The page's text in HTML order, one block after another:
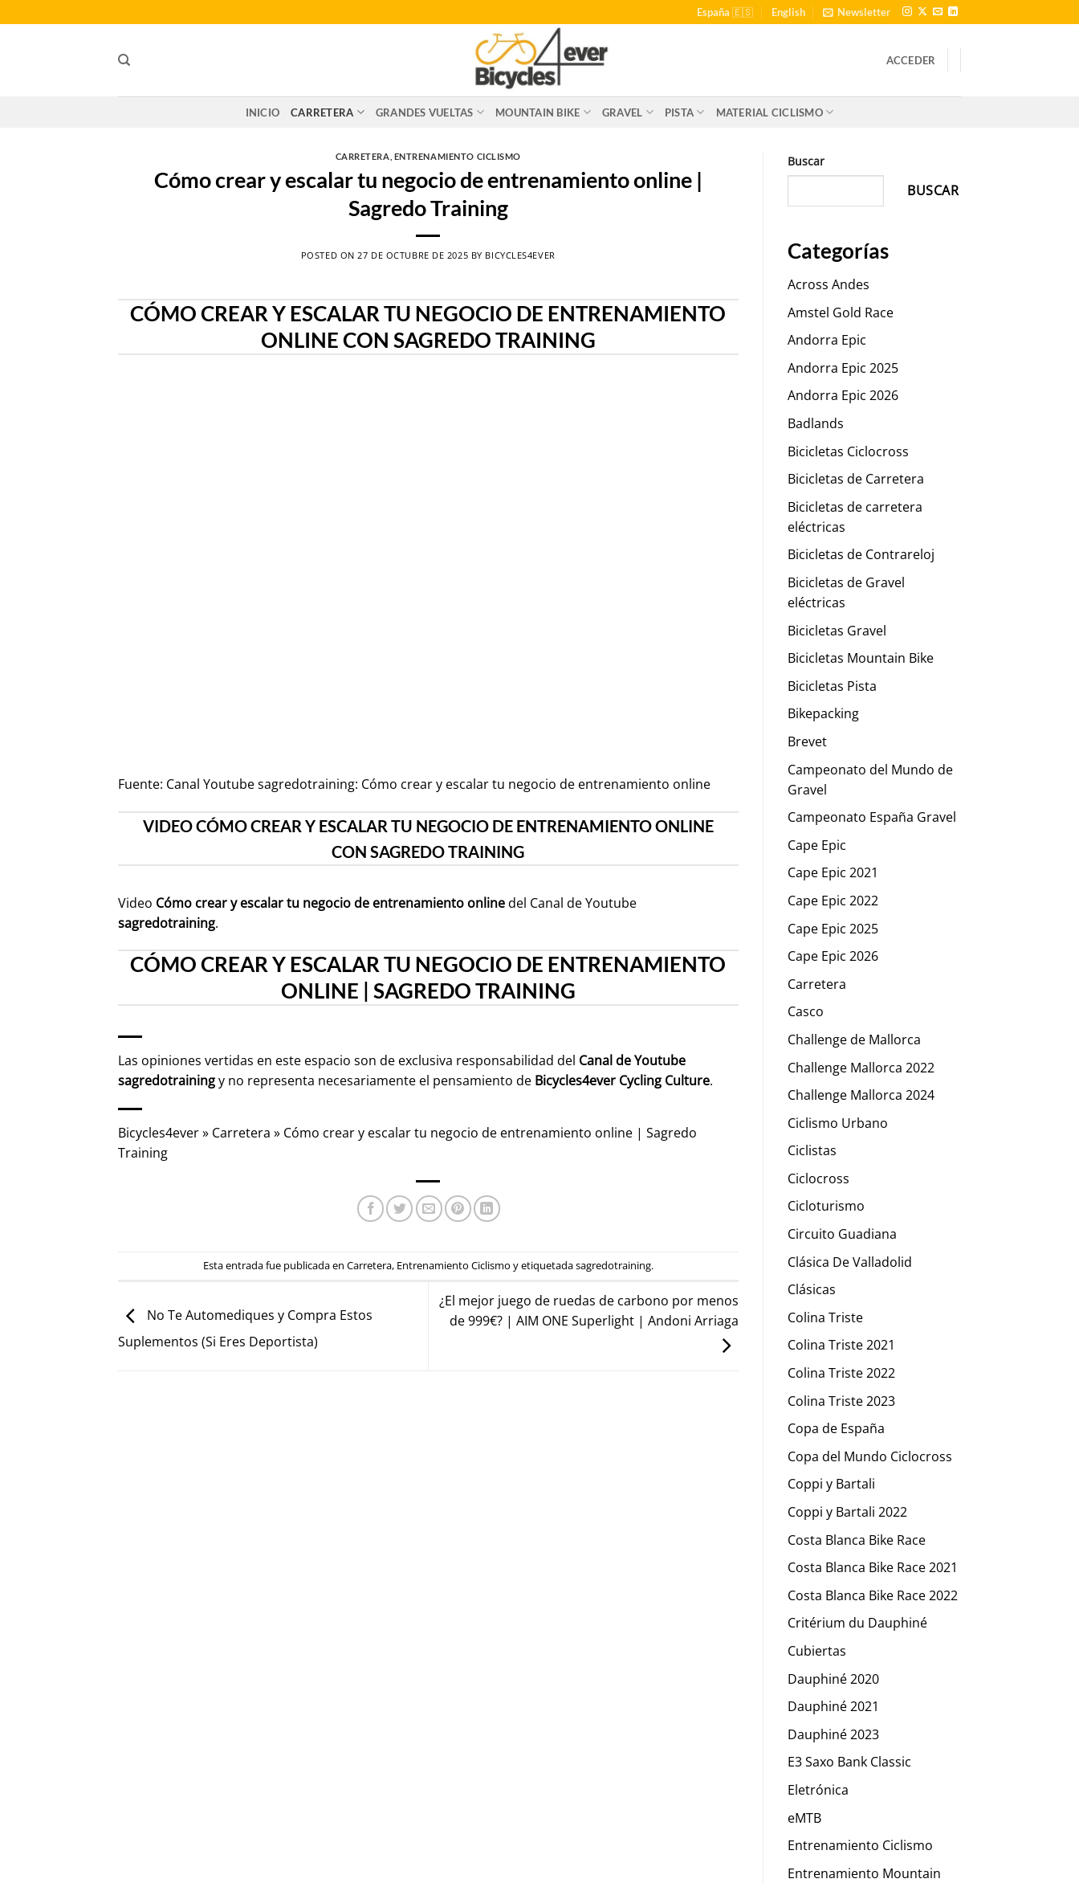
al
España 🇪🇸 English Newsletter
ACCEDER
INICIO CARRETERA GRANDES VUELTAS MOUNTAIN BIKE GRAVEL PISTA MATERIAL CICLISMO
CARRETERA ENTRENAMIENTO CICLISMO
Cómo crear y escalar tu negocio de entrenamiento online |
Sagredo Training
POSTED ON 27 DE OCTUBRE DE 2025 BY BICYCLES4EVER
CÓMO CREAR Y ESCALAR TU NEGOCIO DE ENTRENAMIENTO
ONLINE CON SAGREDO TRAINING
Fuente: Canal Youtube sagredotraining: Cómo crear y escalar tu negocio de entrenamiento online
VIDEO CÓMO CREAR Y ESCALAR TU NEGOCIO DE ENTRENAMIENTO ONLINE
CON SAGREDO TRAINING
Video Cómo crear y escalar tu negocio de entrenamiento onlinedel Canal de Youtube
sagredotraining.
CÓMO CREAR Y ESCALAR TU NEGOCIO DE ENTRENAMIENTO
ONLINE | SAGREDO TRAINING
Las opiniones vertidas en este espacio son de exclusiva responsabilidad del Canal de Youtube
sagredotrainingy no representa necesariamente el pensamiento de Bicycles4ever Cycling Culture.
Bicycles4ever» Carretera » Cómo crear y escalar tu negocio de entrenamiento online | Sagredo
Training
Esta entrada fue publicada en Carretera, Entrenamiento Ciclismo y etiquetadasagredotraining.
No Te Automediques y Compra Estos
Suplementos (Si Eres Deportista)
¿El mejor juego de ruedas de carbono por menos
de 999€? | AIM ONE Superlight | Andoni Arriaga
Buscar
BUSCAR
Categorías
Across Andes
Amstel Gold Race
Andorra Epic
Andorra Epic 2025
Andorra Epic 2026
Badlands
Bicicletas Ciclocross
Bicicletas de Carretera
Bicicletas de carretera
eléctricas
Bicicletas de Contrareloj
Bicicletas de Gravel
eléctricas
Bicicletas Gravel
Bicicletas Mountain Bike
Bicicletas Pista
Bikepacking
Brevet
Campeonato del Mundo de
Gravel
Campeonato España Gravel
Cape Epic
Cape Epic 2021
Cape Epic 2022
Cape Epic 2025
Cape Epic 2026
Carretera
Casco
Challenge de Mallorca
Challenge Mallorca 2022
Challenge Mallorca 2024
Ciclismo Urbano
Ciclistas
Ciclocross
Cicloturismo
Circuito Guadiana
Clásica De Valladolid
Clásicas
Colina Triste
Colina Triste 2021
Colina Triste 2022
Colina Triste 2023
Copa de España
Copa del Mundo Ciclocross
Coppi y Bartali
Coppi y Bartali 2022
Costa Blanca Bike Race
Costa Blanca Bike Race 2021
Costa Blanca Bike Race 2022
Critérium du Dauphiné
Cubiertas
Dauphiné 2020
Dauphiné 2021
Dauphiné 2023
E3 Saxo Bank Classic
Eletrónica
eMTB
Entrenamiento Ciclismo
Entrenamiento Mountain